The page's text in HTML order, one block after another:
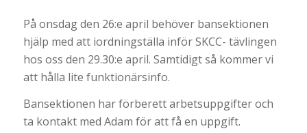
På onsdag den 26:e april behöver bansektionen
hjälp med att iordningställa inför SKCC- tävlingen
hos oss den 29.30:e april. Samtidigt så kommer vi
att hålla lite funktionärsinfo.
Bansektionen har förberett arbetsuppgifter och
ta kontakt med Adam för att få en uppgift.